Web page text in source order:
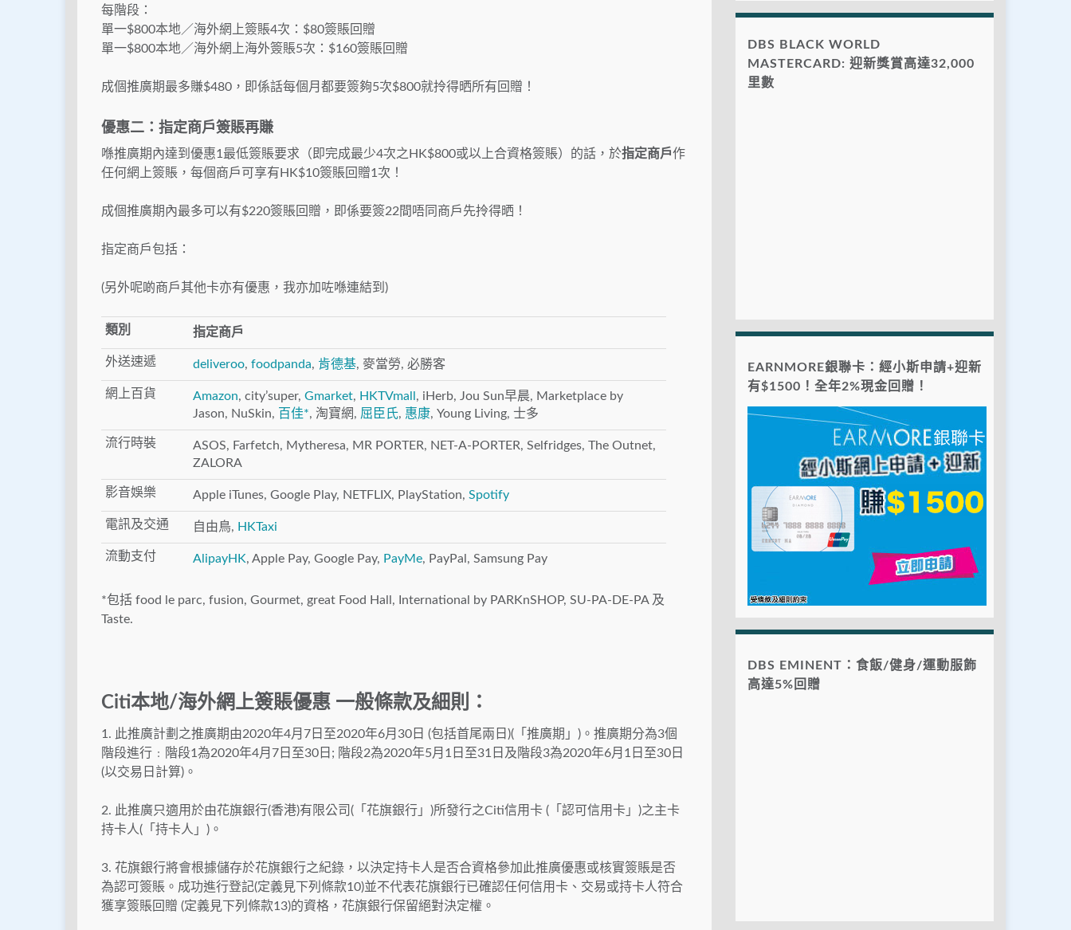
每階段：
單一$800本地／海外網上簽賬4次：$80簽賬回贈
單一$800本地／海外網上海外簽賬5次：$160簽賬回贈
成個推廣期最多賺$480，即係話每個月都要簽夠5次$800就拎得晒所有回贈！
優惠二：指定商戶簽賬再賺
喺推廣期內達到優惠1最低簽賬要求（即完成最少4次之HK$800或以上合資格簽賬）的話，於指定商戶作
任何網上簽賬，每個商戶可享有HK$10簽賬回贈1次！
成個推廣期內最多可以有$220簽賬回贈，即係要簽22間唔同商戶先拎得晒！
指定商戶包括：
(另外呢啲商戶其他卡亦有優惠，我亦加咗喺連結到)
類別 指定商戶
外送速遞 deliveroo, foodpanda, 肯德基, 麥當勞, 必勝客
網上百貨 Amazon, city’super, Gmarket, HKTVmall , iHerb, Jou Sun早晨, Marketplace by
Jason, NuSkin, 百佳*, 淘寶網, 屈臣氏, 惠康, Young Living, 士多
流行時裝
ASOS, Farfetch, Mytheresa, MR PORTER, NET-A-PORTER, Selfridges, The Outnet,
ZALORA
影音娛樂 Apple iTunes, Google Play, NETFLIX, PlayStation, Spotify
電訊及交通 自由鳥, HKTaxi
流動支付 AlipayHK, Apple Pay, Google Pay, PayMe, PayPal, Samsung Pay
*包括 food le parc, fusion, Gourmet, great Food Hall, International by PARKnSHOP, SU-PA-DE-PA 及
Taste.
Citi本地/海外網上簽賬優惠 一般條款及細則：
1. 此推廣計劃之推廣期由2020年4月7日至2020年6月30日 (包括首尾兩日)(「推廣期」)。推廣期分為3個
階段進行﹕階段1為2020年4月7日至30日; 階段2為2020年5月1日至31日及階段3為2020年6月1日至30日
(以交易日計算)。
2. 此推廣只適用於由花旗銀行(香港)有限公司(「花旗銀行」)所發行之Citi信用卡 (「認可信用卡」)之主卡
持卡人(「持卡人」)。
3. 花旗銀行將會根據儲存於花旗銀行之紀錄，以決定持卡人是否合資格參加此推廣優惠或核實簽賬是否
為認可簽賬。成功進行登記(定義見下列條款10)並不代表花旗銀行已確認任何信用卡、交易或持卡人符合
獲享簽賬回贈 (定義見下列條款13)的資格，花旗銀行保留絕對決定權。
DBS BLACK WORLD
MASTERCARD: 迎新獎賞高達32,000
里數
EARNMORE銀聯卡：經小斯申請+迎新
有$1500！全年2%現金回贈！
DBS EMINENT：食飯/健身/運動服飾
高達5%回贈